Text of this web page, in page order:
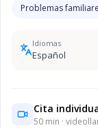
Problemas
Idiomas
Español
Cita
50 min ·